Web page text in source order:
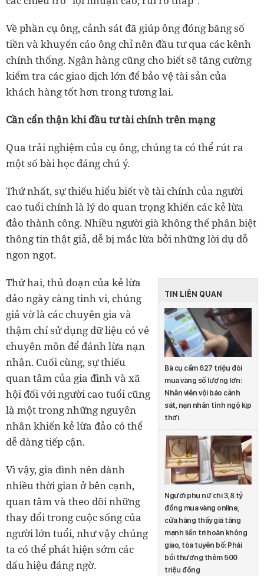
Về phần cụ ông, cảnh sát đã giúp ông đóng băng số
tiền và khuyến cáo ông chỉ nên đầu tư qua các kênh
chính thống. Ngân hàng cũng cho biết sẽ tăng cường
kiểm tra các giao dịch lớn để bảo vệ tài sản của
khách hàng tốt hơn trong tương lai.
Cần cẩn thận khi đầu tư tài chính trên mạng
Qua trải nghiệm của cụ ông, chúng ta có thể rút ra
một số bài học đáng chú ý.
Thứ nhất, sự thiếu hiểu biết về tài chính của người
cao tuổi chính là lý do quan trọng khiến các kẻ lừa
đảo thành công. Nhiều người già không thể phân biệt
thông tin thật giả, dễ bị mắc lừa bởi những lời dụ dỗ
ngon ngọt.
TIN LIÊN QUAN
Bà cụ cầm 627 triệu đòi
mua vàng số lượng lớn:
Nhân viên vội báo cảnh
sát, nạn nhân tỉnh ngộ kịp
thời
Người phụ nữ chi 3,8 tỷ
đồng mua vàng online,
cửa hàng thấy giá tăng
mạnh liền trì hoãn không
giao, tòa tuyên bố: Phải
bồi thường thêm 500
triệu đồng
Thứ hai, thủ đoạn của kẻ lừa
đảo ngày càng tinh vi, chúng
giả vờ là các chuyên gia và
thậm chí sử dụng dữ liệu có vẻ
chuyên môn để đánh lừa nạn
nhân. Cuối cùng, sự thiếu
quan tâm của gia đình và xã
hội đối với người cao tuổi cũng
là một trong những nguyên
nhân khiến kẻ lừa đảo có thể
dễ dàng tiếp cận.
Vì vậy, gia đình nên dành
nhiều thời gian ở bên cạnh,
quan tâm và theo dõi những
thay đổi trong cuộc sống của
người lớn tuổi, như vậy chúng
ta có thể phát hiện sớm các
dấu hiệu đáng ngờ.